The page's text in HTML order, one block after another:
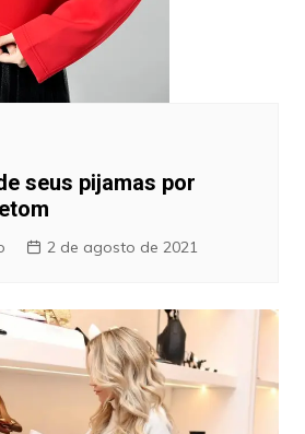
seus pijamas por
2 de agosto de 2021